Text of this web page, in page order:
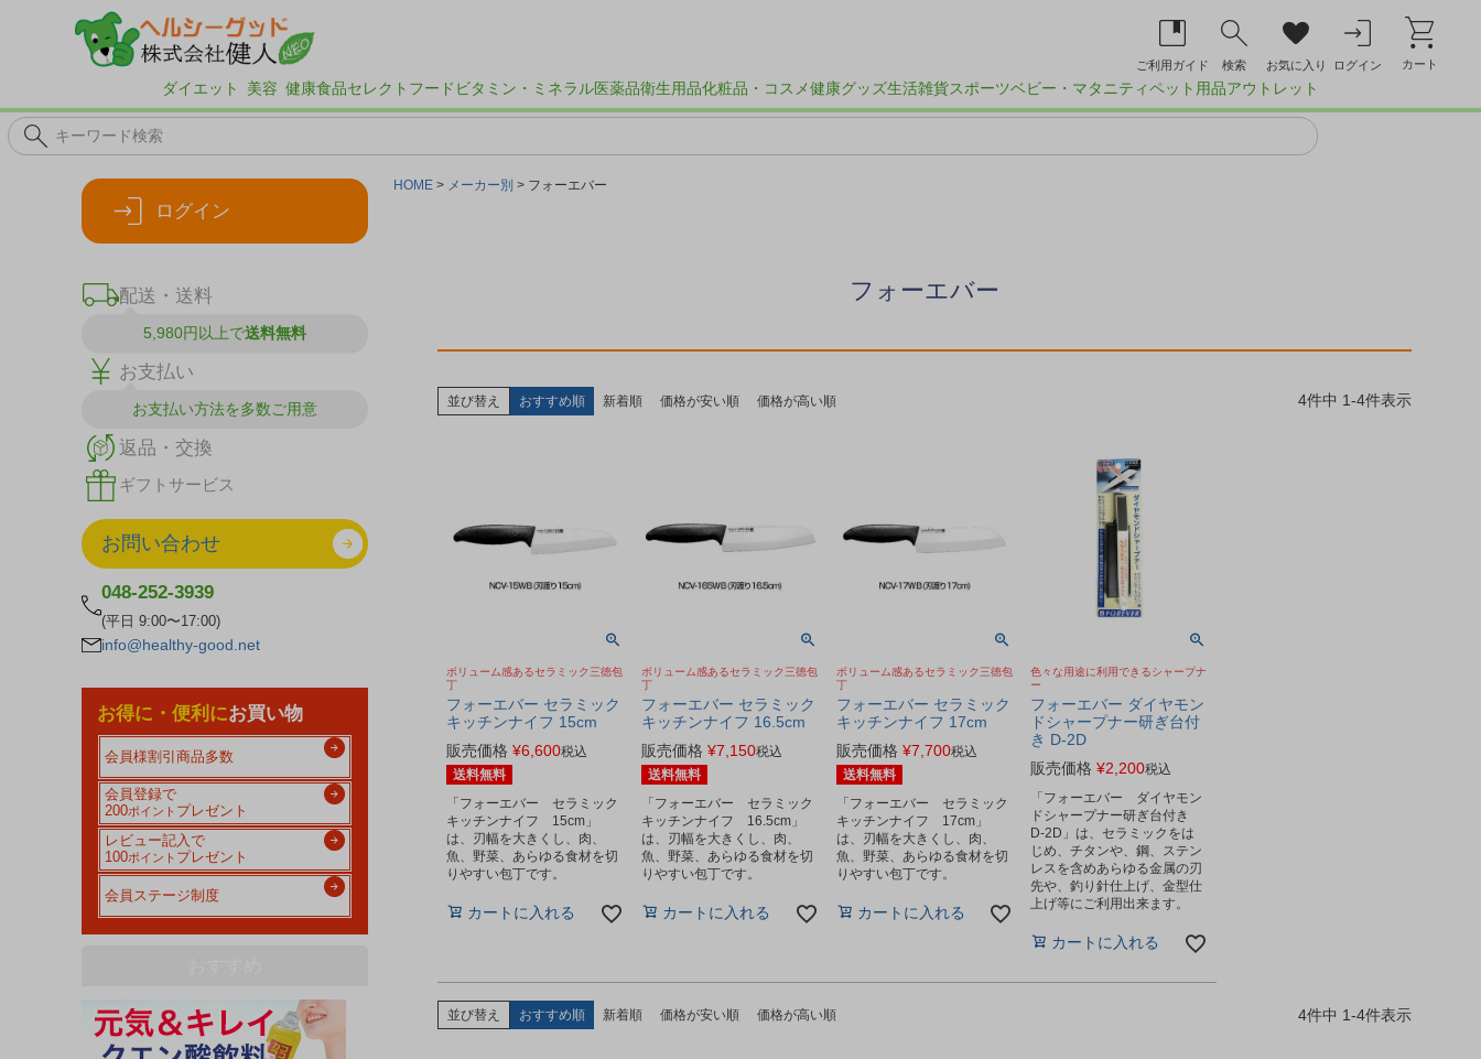
ご利用ガイド 検索 お気に入り ログイン カート
ダイエット 美容 健康食品セレクトフード ビタミン・ミネラル医薬品衛生用品化粧品・コスメ健康グッズ生活雑貨スポーツベビー・マタニティペット用品アウトレット
ログイン
配送・送料
5,980円以上で送料無料
お支払い
お支払い方法を多数ご用意
返品・交換
ギフトサービス
お問い合わせ
048-252-3939
(平日 9:00〜17:00)
info@healthy-good.net
お得に・便利にお買い物
会員様割引商品多数
会員登録で
200ポイント プレゼント
レビュー記入で
100ポイント プレゼント
会員ステージ制度
HOME メーカー別 フォーエバー
フォーエバー
並び替え おすすめ順 新着順 価格が安い順 価格が高い順 4件中 1-4件表示
ボリューム感あるセラミック三徳包
丁
フォーエバー セラミック
キッチンナイフ 15cm
販売価格 ¥6,600税込
送料無料
「フォーエバー セラミック
キッチンナイフ 15cm」
は、刃幅を大きくし、肉、
魚、野菜、あらゆる食材を切
りやすい包丁です。
カートに入れる
ボリューム感あるセラミック三徳包
丁
フォーエバー セラミック
キッチンナイフ 16.5cm
販売価格 ¥7,150税込
送料無料
「フォーエバー セラミック
キッチンナイフ 16.5cm」
は、刃幅を大きくし、肉、
魚、野菜、あらゆる食材を切
りやすい包丁です。
カートに入れる
ボリューム感あるセラミック三徳包
丁
フォーエバー セラミック
キッチンナイフ 17cm
販売価格 ¥7,700税込
送料無料
「フォーエバー セラミック
キッチンナイフ 17cm」
は、刃幅を大きくし、肉、
魚、野菜、あらゆる食材を切
りやすい包丁です。
カートに入れる
色々な用途に利用できるシャープナ
ー
フォーエバー ダイヤモン
ドシャープナー研ぎ台付
き D-2D
販売価格 ¥2,200税込
「フォーエバー ダイヤモン
ドシャープナー研ぎ台付き
D-2D」は、セラミックをは
じめ、チタンや、鋼、ステン
レスを含めあらゆる金属の刃
先や、釣り針仕上げ、金型仕
上げ等にご利用出来ます。
カートに入れる
並び替え おすすめ順 新着順 価格が安い順 価格が高い順 4件中 1-4件表示